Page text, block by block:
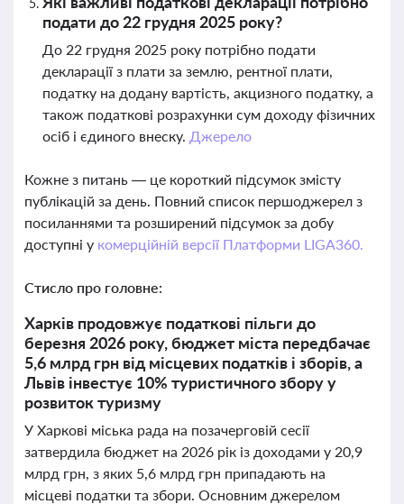
подати до 22 грудня 2025 року?
До 22 грудня 2025 року потрібно подати
декларації з плати за землю, рентної плати,
податку на додану вартість, акцизного податку, а
також податкові розрахунки сум доходу фізичних
осіб і єдиного внеску. Джерело
Кожне з питань — це короткий підсумок змісту
публікацій за день. Повний список першоджерел з
посиланнями та розширений підсумок за добу
доступні у комерційній версії Платформи LIGA360.
Стисло про головне:
Харків продовжує податкові пільги до
березня 2026 року, бюджет міста передбачає
5,6 млрд грн від місцевих податків і зборів, а
Львів інвестує 10% туристичного збору у
розвиток туризму
У Харкові міська рада на позачерговій сесії
затвердила бюджет на 2026 рік із доходами у 20,9
млрд грн, з яких 5,6 млрд грн припадають на
місцеві податки та збори. Основним джерелом